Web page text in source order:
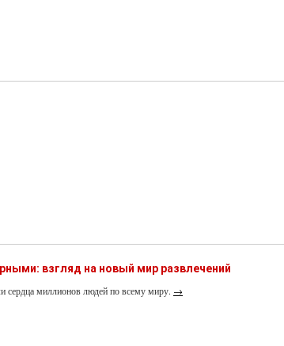
взгляд на новый мир развлечений
сердца миллионов людей по всему миру. →